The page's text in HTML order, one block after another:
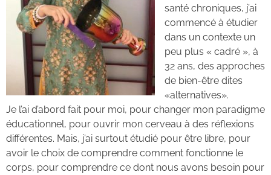
santé chroniques, j’ai
commencé à étudier
dans un contexte un
peu plus « cadré », à
32 ans, des approches
de bien-être dites
«alternatives».
Je l’ai d’abord fait pour moi, pour changer mon paradigme
éducationnel, pour ouvrir mon cerveau à des réflexions
différentes. Mais, j’ai surtout étudié pour être libre, pour
avoir le choix de comprendre comment fonctionne le
corps, pour comprendre ce dont nous avons besoin pour